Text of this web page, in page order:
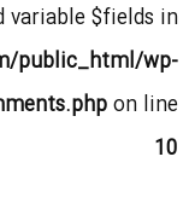
variable $fields in
public_html/wp-
on line
10